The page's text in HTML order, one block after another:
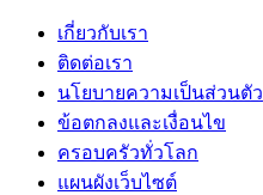
เกี่ยวกับเรา
ติดต่อเรา
นโยบายความเป็นส่วนตัว
ข้อตกลงและเงื่อนไข
ครอบครัวทั่วโลก
แผนผังเว็บไซต์